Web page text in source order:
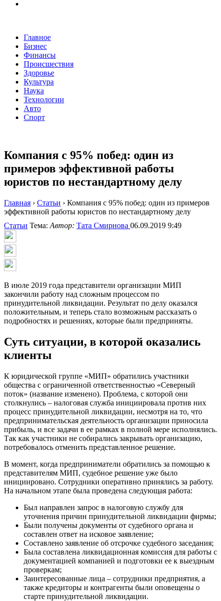
Главное
Бизнес
Финансы
Происшествия
Здоровье
Культура
Наука
Технологии
Авто
Спорт
Компания с 95% побед: один из
примеров эффективной работы
юристов по нестандартному делу
Главная › Статьи › Компания с 95% побед: один из примеров
эффективной работы юристов по нестандартному делу
Статьи Тема: Автор: Тата Смирнова 06.09.2019 9:49
В июле 2019 года представители организации МИП
закончили работу над сложным процессом по
принудительной ликвидации. Результат по делу оказался
положительным, и теперь стало возможным рассказать о
подробностях и решениях, которые были предприняты.
Суть ситуации, в которой оказались
клиенты
К юридической группе «МИП» обратились участники
общества с ограниченной ответственностью «Северный
поток» (название изменено). Проблема, с которой они
столкнулись – налоговая служба инициировала против них
процесс принудительной ликвидации, несмотря на то, что
предпринимательская деятельность организации приносила
прибыль, и все задачи в ее рамках в полной мере исполнялись.
Так как участники не собирались закрывать организацию,
потребовалось отменить представленное решение.
В момент, когда предприниматели обратились за помощью к
представителям МИП, судебное решение уже было
инициировано. Сотрудники оперативно принялись за работу.
На начальном этапе была проведена следующая работа:
Был направлен запрос в налоговую службу для
уточнения причин принудительной ликвидации фирмы;
Были получены документы от судебного органа и
составлен ответ на исковое заявление;
Составлено заявление об отсрочке судебного заседания;
Была составлена ликвидационная комиссия для работы с
документацией компанией и подготовки ее к выездным
проверкам;
Заинтересованные лица – сотрудники предприятия, а
также кредиторы и контрагенты были оповещены о
старте принудительной ликвидации.